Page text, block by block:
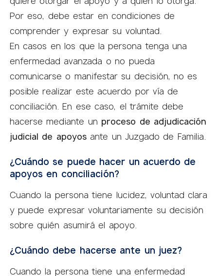
Por eso, debe estar en condiciones de
comprender y expresar su voluntad.
En casos en los que la persona tenga una
enfermedad avanzada o no pueda
comunicarse o manifestar su decisión, no es
posible realizar este acuerdo por vía de
conciliación. En ese caso, el trámite debe
hacerse mediante un proceso de adjudicación
judicial de apoyosante un Juzgado de Familia.
¿Cuándo se puede hacer un acuerdo de
apoyos en conciliación?
Cuando la persona tiene lucidez, voluntad clara
y puede expresar voluntariamente su decisión
sobre quién asumirá el apoyo.
¿Cuándo debe hacerse ante un juez?
Cuando la persona tiene una enfermedad